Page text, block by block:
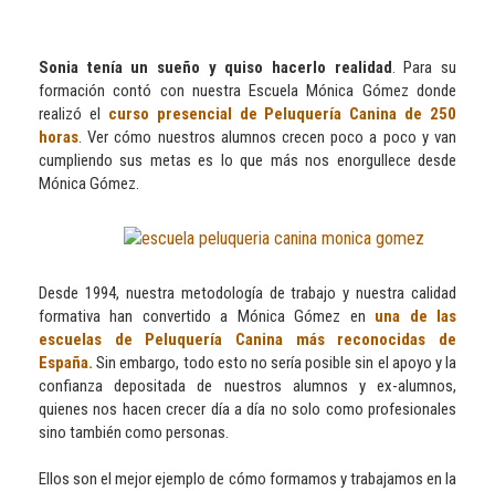
Sonia tenía un sueño y quiso hacerlo realidad. Para su
formación contó con nuestra Escuela Mónica Gómez donde
realizó el curso presencial de Peluquería Canina de 250
horas. Ver cómo nuestros alumnos crecen poco a poco y van
cumpliendo sus metas es lo que más nos enorgullece desde
Mónica Gómez.
Desde 1994, nuestra metodología de trabajo y nuestra calidad
formativa han convertido a Mónica Gómez en una de las
escuelas de Peluquería Canina más reconocidas de
España. Sin embargo, todo esto no sería posible sin el apoyo y la
confianza depositada de nuestros alumnos y ex-alumnos,
quienes nos hacen crecer día a día no solo como profesionales
sino también como personas.
Ellos son el mejor ejemplo de cómo formamos y trabajamos en la